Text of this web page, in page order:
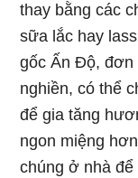
thay bằng các
sữa lắc hay
gốc Ấn Độ, đơn
nghiền, có thể
để gia tăng
ngon miệng
chúng ở nhà